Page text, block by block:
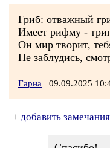
Гриб: отважный
Имеет рифму -
Он мир творит,
Не заблудись,
Гарна 09.09.2025
+ добавить замечания